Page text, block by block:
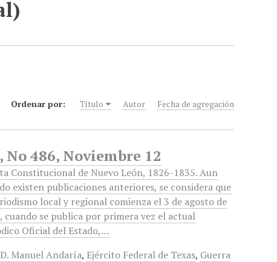
Ordenar por: Título Autor Fecha de agregación
486, Noviembre 12
Constitucional de Nuevo León, 1826-1835. Aun
existen publicaciones anteriores, se considera que
local y regional comienza el 3 de agosto de
cuando se publica por primera vez el actual
Oficial del Estado,…
Manuel Andaría, Ejército Federal de Texas, Guerra